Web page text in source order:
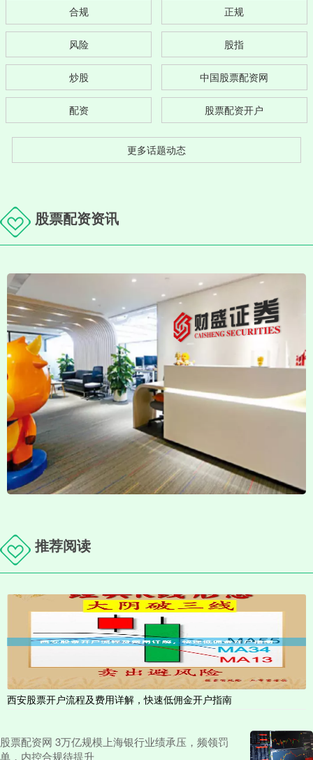
合规 正规
风险 股指
炒股 中国股票配资网
配资 股票配资开户
更多话题动态
股票配资资讯
推荐阅读
西安股票开户流程及费用详解，快速低佣金开户指南
股票配资网 3万亿规模上海银行业绩承压，频领罚
单，内控合规待提升